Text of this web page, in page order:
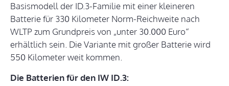
Basismodell der ID.3-Familie mit einer kleineren
Batterie für 330 Kilometer Norm-Reichweite nach
WLTP zum Grundpreis von „unter 30.000 Euro“
erhältlich sein. Die Variante mit großer Batterie wird
550 Kilometer weit kommen.
Die Batterien für den IW ID.3: